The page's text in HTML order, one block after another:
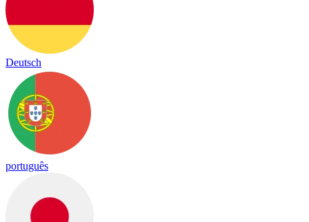
Deutsch
português